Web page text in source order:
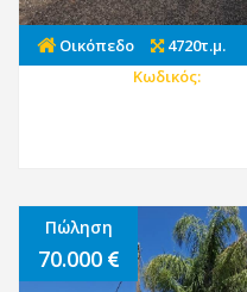
Οικόπεδο
4720τ.μ.
Κωδικός:
Πώληση
70.000